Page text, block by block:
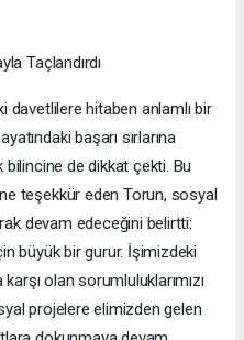
Taçlandırdı
davetlilere hitaben anlamlı bir
başarı sırlarına
de dikkat çekti. Bu
teşekkür eden Torun, sosyal
devam edeceğini belirtti:
büyük bir gurur. İşimizdeki
olan sorumluluklarımızı
projelere elimizden gelen